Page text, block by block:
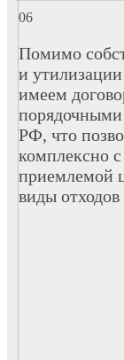
Помимо
и
имеем
порядочными
РФ, что
комплексно
приемлемой
виды отходов